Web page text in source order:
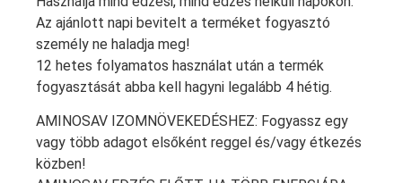
Az ajánlott napi bevitelt a terméket fogyasztó
személy ne haladja meg!
12 hetes folyamatos használat után a termék
fogyasztását abba kell hagyni legalább 4 hétig.
AMINOSAV IZOMNÖVEKEDÉSHEZ: Fogyassz egy
vagy több adagot elsőként reggel és/vagy étkezés
közben!